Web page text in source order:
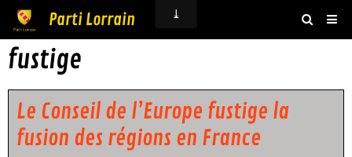
Parti Lorrain
Accueil
Actualités
Agenda
Boutique
fustige
Le Conseil de l’Europe fustige la
fusion des régions en France